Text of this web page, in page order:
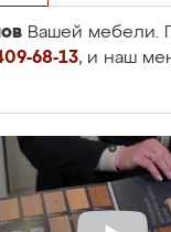
Вашей мебели.
68-13, и наш